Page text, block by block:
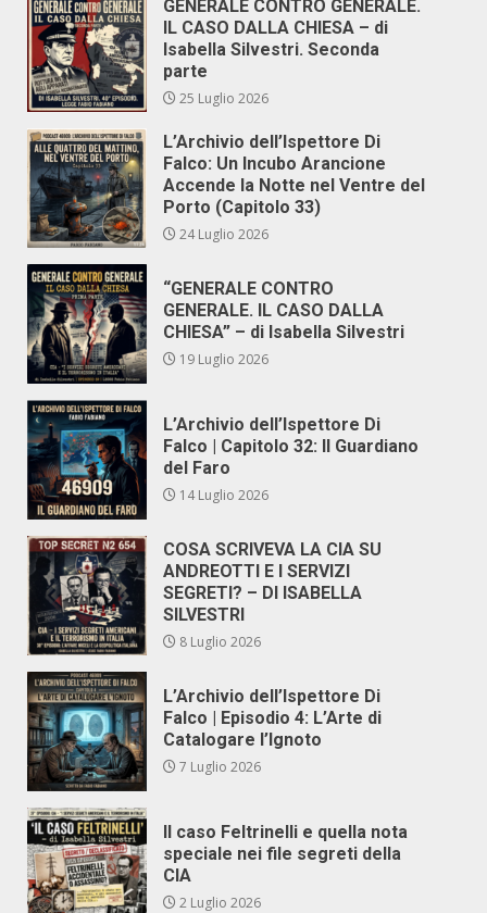
GENERALE CONTRO GENERALE.
IL CASO DALLA CHIESA – di
Isabella Silvestri. Seconda
parte
25 Luglio 2026
L’Archivio dell’Ispettore Di
Falco: Un Incubo Arancione
Accende la Notte nel Ventre del
Porto (Capitolo 33)
24 Luglio 2026
“GENERALE CONTRO
GENERALE. IL CASO DALLA
CHIESA” – di Isabella Silvestri
19 Luglio 2026
L’Archivio dell’Ispettore Di
Falco | Capitolo 32: Il Guardiano
del Faro
14 Luglio 2026
COSA SCRIVEVA LA CIA SU
ANDREOTTI E I SERVIZI
SEGRETI? – DI ISABELLA
SILVESTRI
8 Luglio 2026
L’Archivio dell’Ispettore Di
Falco | Episodio 4: L’Arte di
Catalogare l’Ignoto
7 Luglio 2026
Il caso Feltrinelli e quella nota
speciale nei file segreti della
CIA
2 Luglio 2026